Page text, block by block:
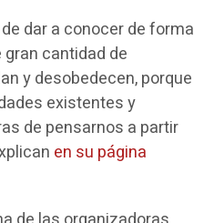
dar a conocer de forma
cantidad de
y desobedecen, porque
existentes y
de pensarnos a partir
en su página